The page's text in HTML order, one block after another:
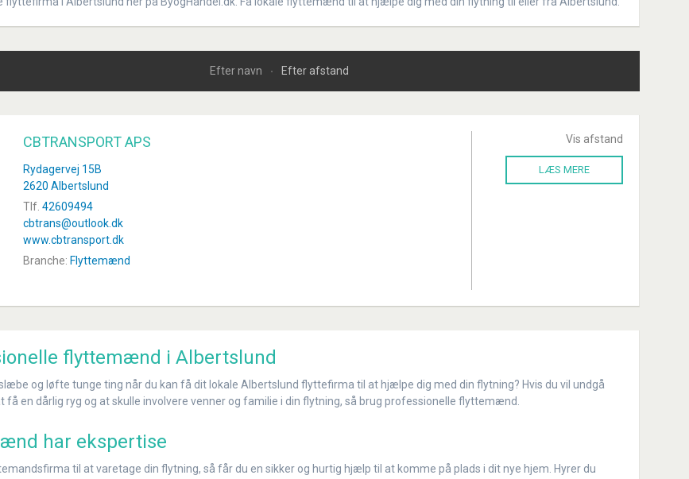
Efter navn Efter afstand
CBTRANSPORT APS
Rydagervej 15B
2620 Albertslund
Tlf. 42609494
cbtrans@outlook.dk
www.cbtransport.dk
Branche: Flyttemænd
Vis afstand
LÆS MERE
flyttemænd i Albertslund
og løfte tunge ting når du kan få dit lokale Albertslund flyttefirma til at hjælpe dig med din flytning? Hvis du vil undgå
få en dårlig ryg og at skulle involvere venner og familie i din flytning, så brug professionelle flyttemænd.
har ekspertise
til at varetage din flytning, så får du en sikker og hurtig hjælp til at komme på plads i dit nye hjem. Hyrer du